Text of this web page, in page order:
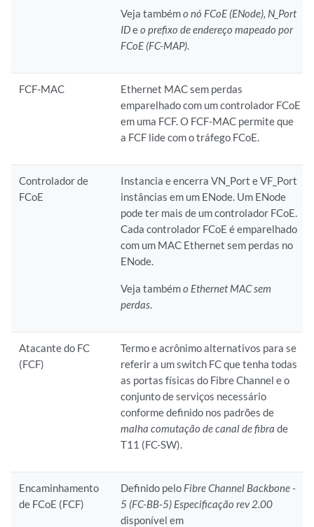
Veja tambémo nó FCoE (ENode), N_Port
IDeo prefixo de endereço mapeado por
FCoE (FC-MAP).
FCF-MAC
Ethernet MAC sem perdas
emparelhado com um controlador FCoE
em uma FCF. O FCF-MAC permite que
a FCF lide com o tráfego FCoE.
Controlador de
FCoE
Instancia e encerra VN_Port e VF_Port
instâncias em um ENode. Um ENode
pode ter mais de um controlador FCoE.
Cada controlador FCoE é emparelhado
com um MAC Ethernet sem perdas no
ENode.
Veja tambémo Ethernet MAC sem
perdas.
Atacante do FC
(FCF)
Termo e acrônimo alternativos para se
referir a um switch FC que tenha todas
as portas físicas do Fibre Channel e o
conjunto de serviços necessário
conforme definido nos padrões de
malha comutação de canal de fibra de
T11 (FC-SW).
Encaminhamento
de FCoE (FCF)
Definido pelo Fibre Channel Backbone -
5 (FC-BB-5) Especificação rev 2.00
disponível em